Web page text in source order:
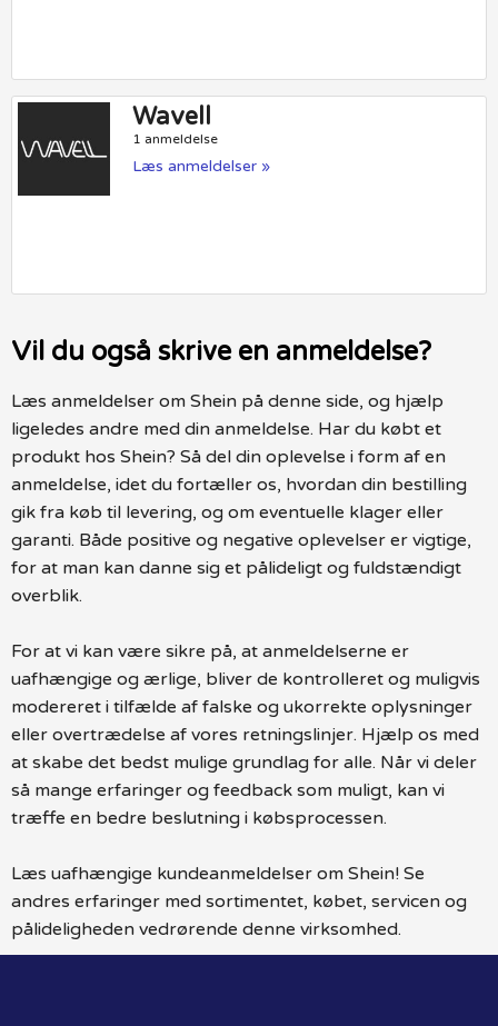
Wavell
1 anmeldelse
Læs anmeldelser »
Vil du også skrive en anmeldelse?
Læs anmeldelser om Shein på denne side, og hjælp
ligeledes andre med din anmeldelse. Har du købt et
produkt hos Shein? Så del din oplevelse i form af en
anmeldelse, idet du fortæller os, hvordan din bestilling
gik fra køb til levering, og om eventuelle klager eller
garanti. Både positive og negative oplevelser er vigtige,
for at man kan danne sig et pålideligt og fuldstændigt
overblik.
For at vi kan være sikre på, at anmeldelserne er
uafhængige og ærlige, bliver de kontrolleret og muligvis
modereret i tilfælde af falske og ukorrekte oplysninger
eller overtrædelse af vores retningslinjer. Hjælp os med
at skabe det bedst mulige grundlag for alle. Når vi deler
så mange erfaringer og feedback som muligt, kan vi
træffe en bedre beslutning i købsprocessen.
Læs uafhængige kundeanmeldelser om Shein! Se
andres erfaringer med sortimentet, købet, servicen og
pålideligheden vedrørende denne virksomhed.